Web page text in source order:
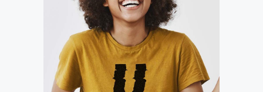
Yellow T-Shirt
Add to cart